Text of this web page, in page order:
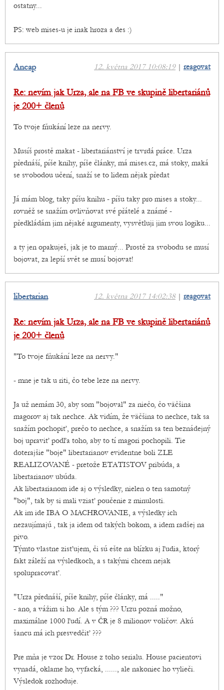
ostatny...
PS: web mises-u je inak hroza a des :)
12. května 2017 10:08:19| reagovat
Ancap
Re: nevím jak Urza, ale na FB ve skupině libertariánů
je 200+ členů
To tvoje fňukání leze na nervy.
Musíš prostě makat - libertariánství je trvrdá práce. Urza
přednáší, píše knihy, píše články, má mises.cz, má stoky, maká
se svobodou učení, snaží se to lidem nějak předat
Já mám blog, taky píšu knihu - píšu taky pro mises a stoky...
rovněž se snažím ovlivňovat své přátelé a známé -
předkládám jim nějaké argumenty, vysvětluji jim svou logiku...
a ty jen opakuješ, jak je to marný... Prostě za svobodu se musí
bojovat, za lepší svět se musí bojovat!
12. května 2017 14:02:38| reagovat
libertarian
Re: nevím jak Urza, ale na FB ve skupině libertariánů
je 200+ členů
"To tvoje fňukání leze na nervy."
- mne je tak u riti, čo tebe leze na nervy.
Ja už nemám 30, aby som "bojoval" za niečo, čo väčšina
magorov aj tak nechce. Ak vidím, že väčšina to nechce, tak sa
snažím pochopiť, prečo to nechce, a snažím sa ten beznádejný
boj upraviť podľa toho, aby to tí magori pochopili. Tie
doterajšie "boje" libertarianov evidentne boli ZLE
REALIZOVANÉ - pretože ETATISTOV pribúda, a
libertarianov ubúda.
Ak libertarianom ide aj o výsledky, nielen o ten samotný
"boj", tak by si mali vziať poučenie z minulosti.
Ak im ide IBA O MACHROVANIE, a výsledky ich
nezaujímajú , tak ja idem od takých bokom, a idem radšej na
pivo.
Týmto vlastne zisťujem, či sú ešte na blízku aj ľudia, ktorý
fakt záleží na výsledkoch, a s takými chcem nejak
spolupracovať.
"Urza přednáší, píše knihy, píše články, má ....."
- ano, a vážim si ho. Ale s tým ??? Urzu pozná možno,
maximálne 1000 ľudí. A v ČR je 8 milionov voličov. Akú
šancu má ich presvedčiť ???
Pre mňa je vzor Dr. House z toho serialu. House pacientovi
vynadá, oklame ho, vyfacká, ......, ale nakoniec ho vylieči.
Výsledok rozhoduje.